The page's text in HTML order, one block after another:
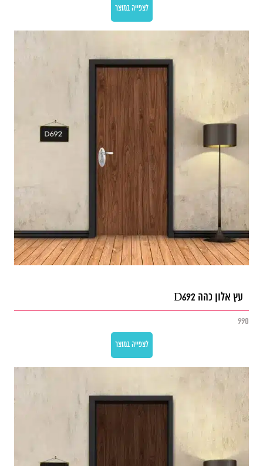
לצפייה במוצר
עץ אלון כהה D692
990
לצפייה במוצר